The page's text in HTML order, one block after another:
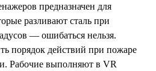
предназначен для
разливают сталь при
— ошибаться нельзя.
порядок действий при пожаре
Рабочие выполняют в VR